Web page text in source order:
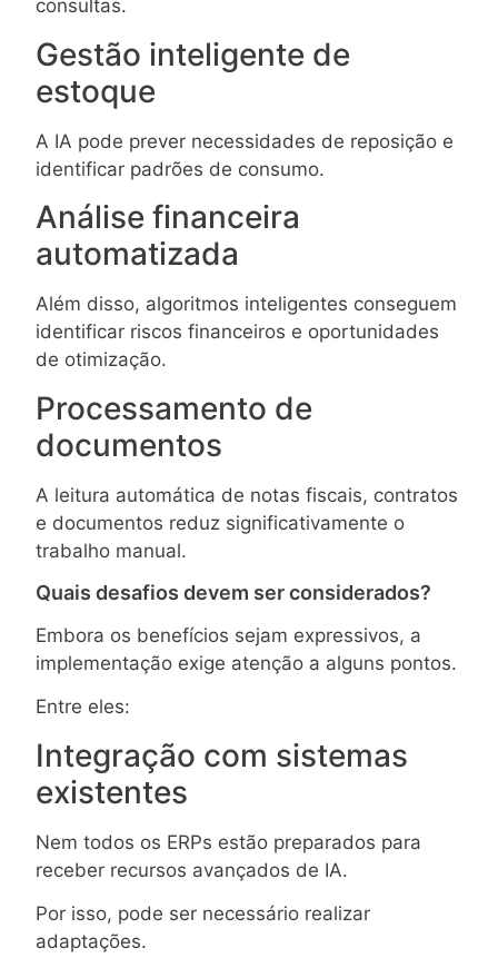
consultas.
Gestão inteligente de
estoque
A IA pode prever necessidades de reposição e
identificar padrões de consumo.
Análise financeira
automatizada
Além disso, algoritmos inteligentes conseguem
identificar riscos financeiros e oportunidades
de otimização.
Processamento de
documentos
A leitura automática de notas fiscais, contratos
e documentos reduz significativamente o
trabalho manual.
Quais desafios devem ser considerados?
Embora os benefícios sejam expressivos, a
implementação exige atenção a alguns pontos.
Entre eles:
Integração com sistemas
existentes
Nem todos os ERPs estão preparados para
receber recursos avançados de IA.
Por isso, pode ser necessário realizar
adaptações.